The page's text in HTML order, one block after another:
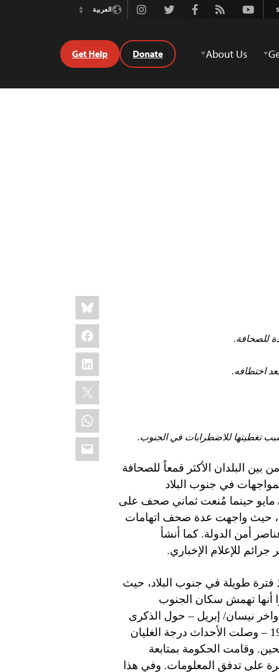
Youtube
Rss
Facebook
Twitter
Instagramالعربية
Switch
About Us
Donate
Get Help
Share
this:
Bluesky
Facebook
LinkedIn
X
WhatsApp
Email
للصحافة.
اختطافه.
البلدان الأكثر قمعاً للصحافة
في جنوب البلاد
مايو حينما مُنعت ثماني صحف على
حيث واجهت عدة صحف اتهامات
أمن الدولة. كما أنشأ
للإعلام الإخباري.
طويلة في جنوب البلاد، حيث
أنها تهمش سكان الجنوب
نيسان/ إبريل – حول الذكرى
السنوية لقيام وحدة الشمال والجنوب في عام 1990 – وصلت الأحداث درجة الغليان
وقامت الحكومة بمتابعة
على تدفق المعلومات. وفي هذا